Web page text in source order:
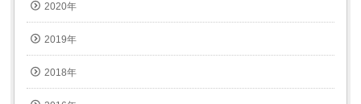
2020年
2019年
2018年